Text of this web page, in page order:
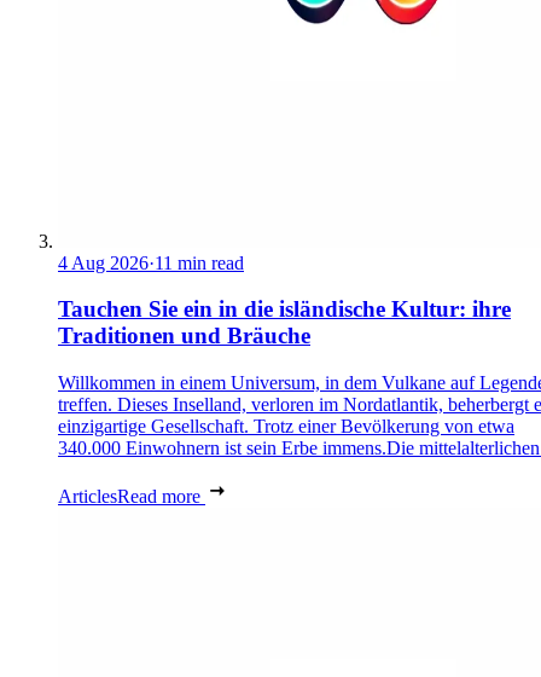
4 Aug 2026·11 min read
Tauchen Sie ein in die isländische Kultur: ihre
Traditionen und Bräuche
Willkommen in einem Universum, in dem Vulkane auf
treffen. Dieses Inselland, verloren im Nordatlantik, beherbergt
einzigartige Gesellschaft. Trotz einer Bevölkerung von etwa
340.000 Einwohnern ist sein Erbe immens.Die
ArticlesRead more